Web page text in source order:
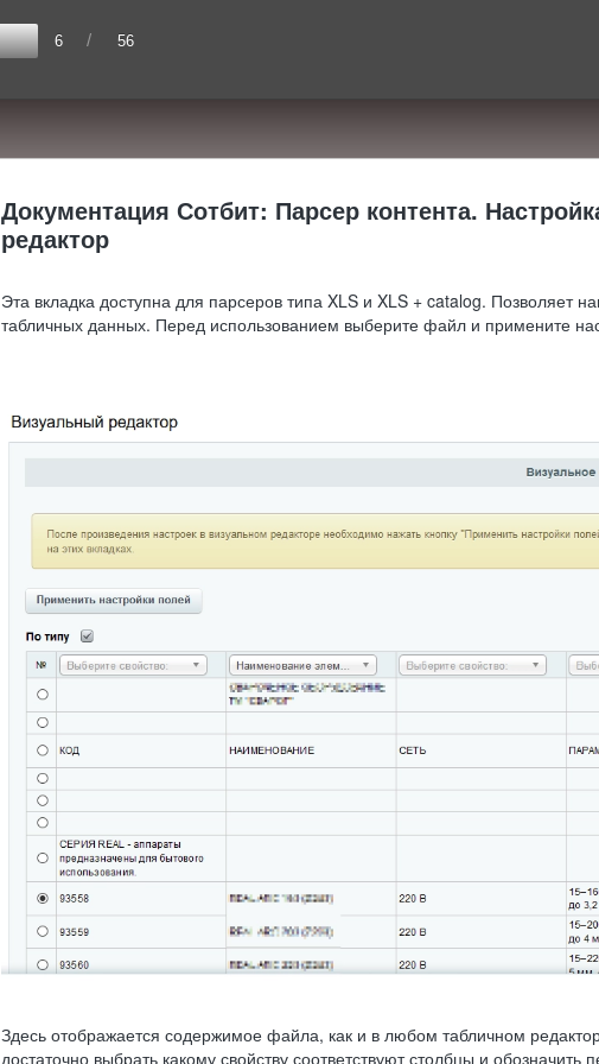
6 / 56
Документация Сотбит: Парсер контента.
редактор
Эта вкладка доступна для парсеров типа XLS и XLS + catalog. Позволяет
табличных данных. Перед использованием выберите файл и примените
Здесь отображается содержимое файла, как и в любом табличном
достаточно выбрать какому свойству соответствуют столбцы и